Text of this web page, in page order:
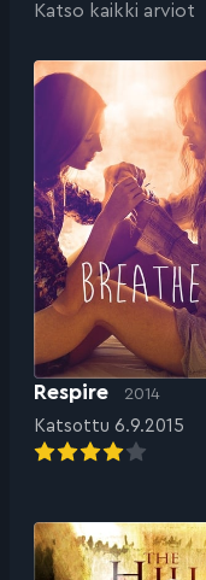
Katso kaikki arviot
Respire 2014
Katsottu 6.9.2015